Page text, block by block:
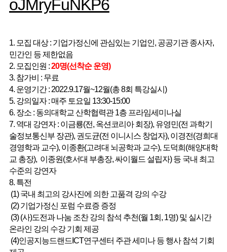
oJMryFuNKP6
1. 모집 대상 : 기업가정신에 관심있는 기업인, 공공기관 종사자,
민간인 등 제한없음
2. 모집인원 :20명(선착순 운영)
3. 참가비 : 무료
4. 운영기간 : 2022.9.17월~12월(총 8회 특강실시)
5. 강의일자 : 매주 토요일 13:30-15:00
6. 장소 : 동의대학교 산학협력관 1층 프라임세미나실
7. 역대 강연자 : 이금룡(전, 옥션코리아 회장), 유영민(전 과학기
술정보통신부 장관), 권도균(전 이니시스 창업자), 이경전(경희대
경영학과 교수), 이종환(고려대 뇌공학과 교수), 도덕희(해양대학
교 총장), 이종원(호서대 부총장, 싸이월드 설립자) 등 국내 최고
수준의 강연자
8. 특전
(1) 국내 최고의 강사진에 의한 고품격 강의 수강
(2) 기업가정신 포럼 수료증 증정
(3) (사)도전과 나눔 조찬 강의 참석 추천(월 1회, 1명) 및 실시간
온라인 강의 수강 기회 제공
(4)인공지능드랜드ICT연구센터 주관 세미나 등 행사 참석 기회